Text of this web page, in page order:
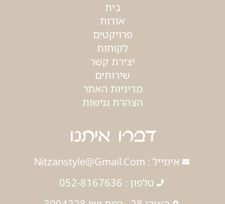
בית
אודות
פרויקטים
לקוחות
יצירת קשר
שירותים
מדיניות האתר
הצהרת נגישות
דברו איתנו
אימייל : Nitzanstyle@gmail.com
טלפון : 052-8167636